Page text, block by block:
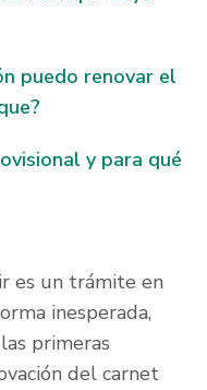
puedo renovar el
y para qué
es un trámite en
inesperada,
primeras
del carnet